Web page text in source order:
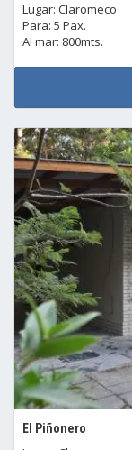
Lugar: Claromeco
Para: 5 Pax.
Al mar: 800mts.
El Piñonero